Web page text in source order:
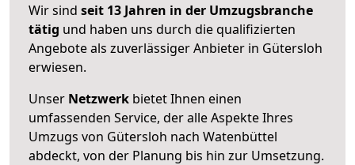
Wir sind seit 13 Jahren in der Umzugsbranche
tätig und haben uns durch die qualifizierten
Angebote als zuverlässiger Anbieter in Gütersloh
erwiesen.
Unser Netzwerk bietet Ihnen einen
umfassenden Service, der alle Aspekte Ihres
Umzugs von Gütersloh nach Watenbüttel
abdeckt, von der Planung bis hin zur Umsetzung.